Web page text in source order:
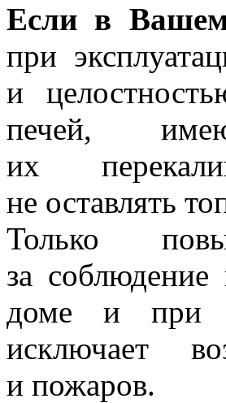
Если в Вашем
при
и
печей,
их
не оставлять
Только
за
доме и при
исключает
и пожаров.